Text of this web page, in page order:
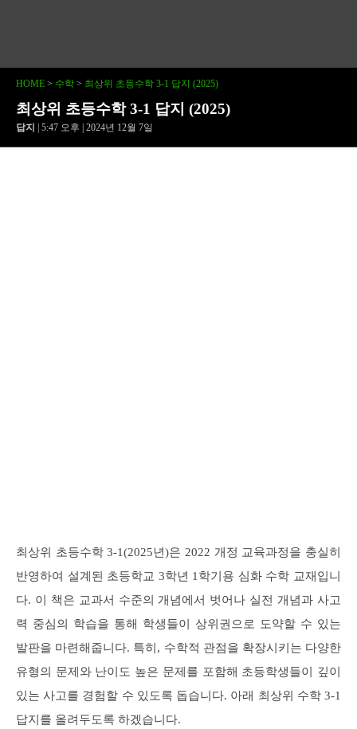
HOME > 수학 > 최상위 초등수학 3-1 답지 (2025)
최상위 초등수학 3-1 답지 (2025)
답지 | 5:47 오후 | 2024년 12월 7일
최상위 초등수학 3-1(2025년)은 2022 개정 교육과정을 충실히
반영하여 설계된 초등학교 3학년 1학기용 심화 수학 교재입니
다. 이 책은 교과서 수준의 개념에서 벗어나 실전 개념과 사고
력 중심의 학습을 통해 학생들이 상위권으로 도약할 수 있는
발판을 마련해줍니다. 특히, 수학적 관점을 확장시키는 다양한
유형의 문제와 난이도 높은 문제를 포함해 초등학생들이 깊이
있는 사고를 경험할 수 있도록 돕습니다. 아래 최상위 수학 3-1
답지를 올려두도록 하겠습니다.